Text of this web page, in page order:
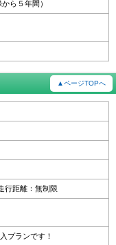
ら５年間）
▲ページTOPへ
行距離：無制限
プランです！